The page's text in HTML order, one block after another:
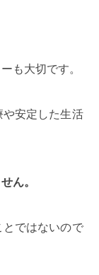
も大切です。
安定した生活
ん。
ではないので